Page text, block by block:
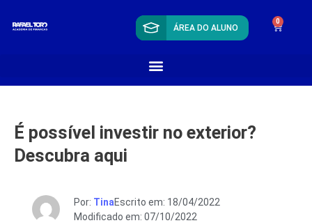
ÁREA DO ALUNO
0
É possível investir no exterior?
Descubra aqui
Por: TinaEscrito em: 18/04/2022
Modificado em: 07/10/2022